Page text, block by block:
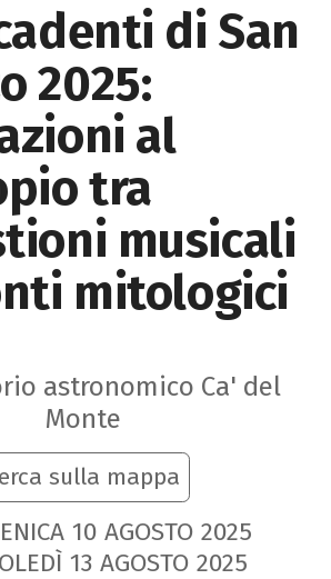
di San
2025:
al
tra
musicali
mitologici
astronomico Ca' del
Monte
sulla mappa
10 AGOSTO 2025
13 AGOSTO 2025